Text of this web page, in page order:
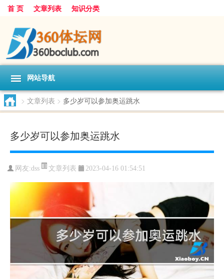
首 页 文章列表 知识分类
网站导航
> 文章列表 > 多少岁可以参加奥运跳水
多少岁可以参加奥运跳水
网友:dss 文章列表 2023-04-16 01:54:51